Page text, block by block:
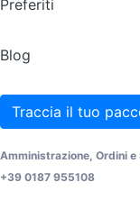
Preferiti
Blog
Traccia il tuo
Amministrazione, Ordini e
+39 0187 955108